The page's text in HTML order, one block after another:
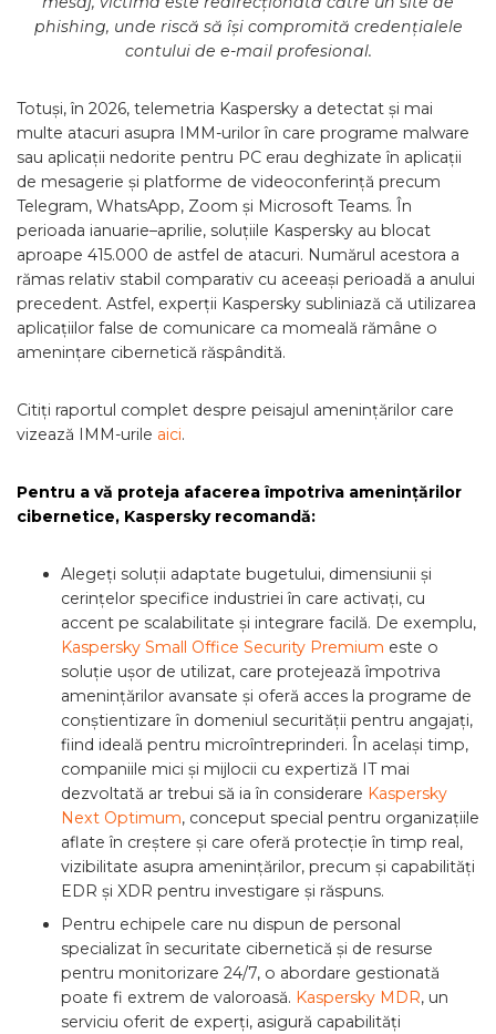
phishing, unde riscă să își compromită credențialele
contului de e-mail profesional.
Totuși, în 2026, telemetria Kaspersky a detectat și mai
multe atacuri asupra IMM-urilor în care programe malware
sau aplicații nedorite pentru PC erau deghizate în aplicații
de mesagerie și platforme de videoconferință precum
Telegram, WhatsApp, Zoom și Microsoft Teams. În
perioada ianuarie–aprilie, soluțiile Kaspersky au blocat
aproape 415.000 de astfel de atacuri. Numărul acestora a
rămas relativ stabil comparativ cu aceeași perioadă a anului
precedent. Astfel, experții Kaspersky subliniază că utilizarea
aplicațiilor false de comunicare ca momeală rămâne o
amenințare cibernetică răspândită.
Citiți raportul complet despre peisajul amenințărilor care
vizează IMM-urile aici.
Pentru a vă proteja afacerea împotriva amenințărilor
cibernetice, Kaspersky recomandă:
Alegeți soluții adaptate bugetului, dimensiunii și
cerințelor specifice industriei în care activați, cu
accent pe scalabilitate și integrare facilă. De exemplu,
Kaspersky Small Office Security Premium este o
soluție ușor de utilizat, care protejează împotriva
amenințărilor avansate și oferă acces la programe de
conștientizare în domeniul securității pentru angajați,
fiind ideală pentru microîntreprinderi. În același timp,
companiile mici și mijlocii cu expertiză IT mai
dezvoltată ar trebui să ia în considerare Kaspersky
Next Optimum, conceput special pentru organizațiile
aflate în creștere și care oferă protecție în timp real,
vizibilitate asupra amenințărilor, precum și capabilități
EDR și XDR pentru investigare și răspuns.
Pentru echipele care nu dispun de personal
specializat în securitate cibernetică și de resurse
pentru monitorizare 24/7, o abordare gestionată
poate fi extrem de valoroasă. Kaspersky MDR, un
serviciu oferit de experți, asigură capabilități